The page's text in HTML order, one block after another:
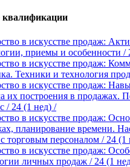
в искусстве продаж:
приемы и особенности /
в искусстве продаж:
Техники и технология
в искусстве продаж:
их построения в продажах.
/ 24 (1 нед) /
в искусстве продаж:
планирование времени.
с торговым персоналом / 24 (1
в искусстве продаж:
личных продаж / 24 (1